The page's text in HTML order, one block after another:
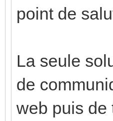
point de
La seule
de
web puis de